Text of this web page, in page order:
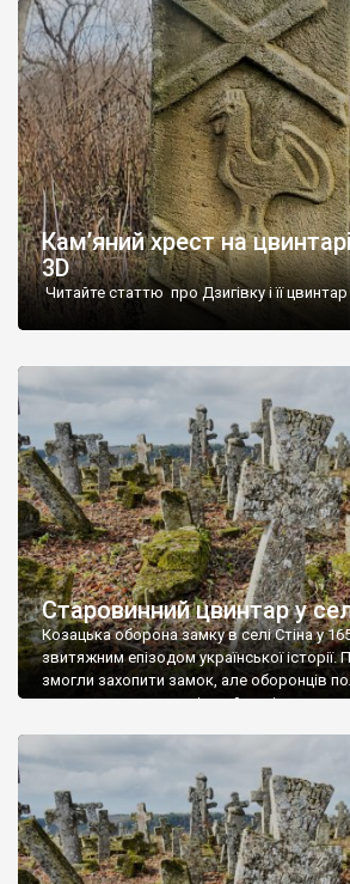
століття тут розмістили туберкульозну
палацу виїхала лікарня – ми точно не […]
Кам’яний хрест на
3D
Читайте статтю про Дзигівку і її цвинтар
Старовинний цвинтар у
Козацька оборона замку в селі Стіна у
звитяжним епізодом української історії.
змогли захопити замок, але оборонців
поховали на цвинтарі, який тоді
ньому чимало хрестів 19 століття, є такі,